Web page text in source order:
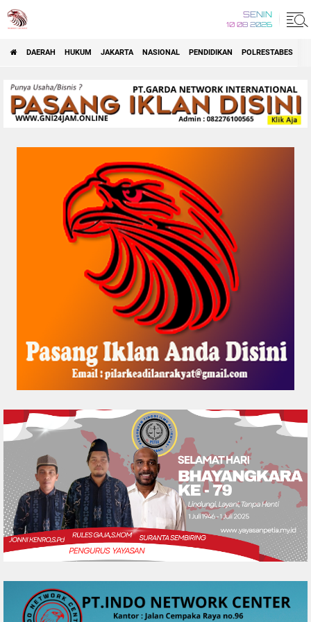
SENIN
10 08 2026
DAERAH HUKUM JAKARTA NASIONAL PENDIDIKAN POLRESTABES